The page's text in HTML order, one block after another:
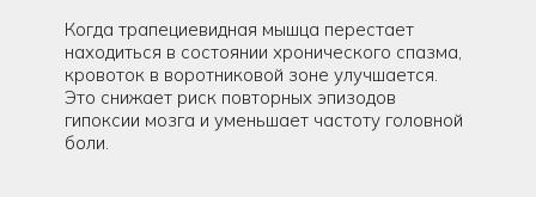
Когда трапециевидная мышца перестает
находиться в состоянии хронического спазма,
кровоток в воротниковой зоне улучшается.
Это снижает риск повторных эпизодов
гипоксии мозга и уменьшает частоту головной
боли.